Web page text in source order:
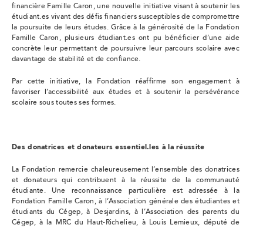
financière Famille Caron, une nouvelle initiative visant à soutenir les
étudiant.es vivant des défis financiers susceptibles de compromettre
la poursuite de leurs études. Grâce à la générosité de la Fondation
Famille Caron, plusieurs étudiant.es ont pu bénéficier d’une aide
concrète leur permettant de poursuivre leur parcours scolaire avec
davantage de stabilité et de confiance.
Par cette initiative, la Fondation réaffirme son engagement à
favoriser l’accessibilité aux études et à soutenir la persévérance
scolaire sous toutes ses formes.
Des donatrices et donateurs essentiel.les à la réussite
La Fondation remercie chaleureusement l’ensemble des donatrices
et donateurs qui contribuent à la réussite de la communauté
étudiante. Une reconnaissance particulière est adressée à la
Fondation Famille Caron, à l’Association générale des étudiantes et
étudiants du Cégep, à Desjardins, à l’Association des parents du
Cégep, à la MRC du Haut-Richelieu, à Louis Lemieux, député de